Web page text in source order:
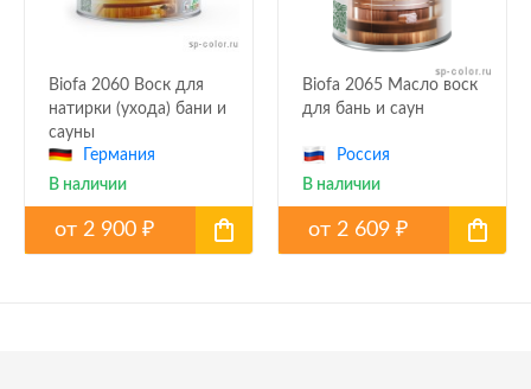
Biofa 2060 Воск для
натирки (ухода) бани и
сауны
Германия
В наличии
от 2 900 ₽
Biofa 2065 Масло воск
для бань и саун
Россия
В наличии
от2 609₽